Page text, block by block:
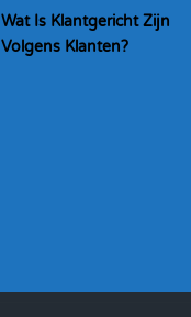
Wat Is Klantgericht Zijn
Volgens Klanten?